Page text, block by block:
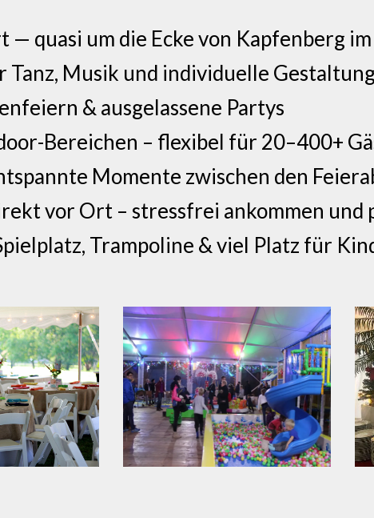
quasi um die Ecke von Kapfenberg
Musik und individuelle Gestaltung
& ausgelassene Partys
Bereichen – flexibel für 20–400+
Momente zwischen den
vor Ort – stressfrei ankommen und
Trampoline & viel Platz für